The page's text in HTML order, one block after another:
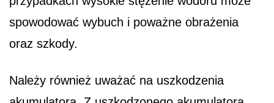
spowodować wybuch i poważne obrażenia
oraz szkody.
Należy również uważać na uszkodzenia